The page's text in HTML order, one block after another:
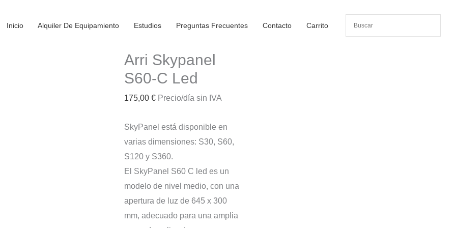
Inicio Alquiler De Equipamiento Estudios Preguntas Frecuentes Contacto Carrito
Arri Skypanel
S60-C Led
175,00€ Precio/día sin IVA
SkyPanel está disponible en
varias dimensiones: S30, S60,
S120 y S360.
El SkyPanel S60 C led es un
modelo de nivel medio, con una
apertura de luz de 645 x 300
mm, adecuado para una amplia